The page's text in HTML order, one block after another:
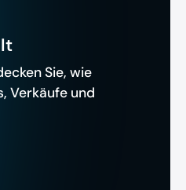
Sie, wie
Verkäufe und